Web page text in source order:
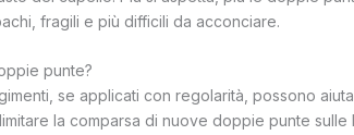
fragili e più difficili da acconciare.
punte?
se applicati con regolarità, possono
la comparsa di nuove doppie punte sulle